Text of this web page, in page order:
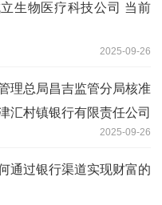
生物医疗科技公司 当前
2025-09-26
理总局昌吉监管分局核准
汇村镇银行有限责任公司
2025-09-26
通过银行渠道实现财富的